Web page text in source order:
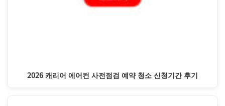
2026 캐리어 에어컨 사전점검 예약 청소 신청기간 후기